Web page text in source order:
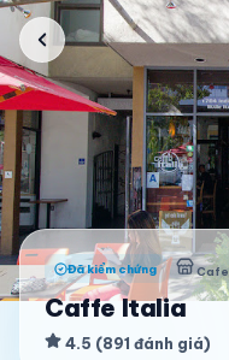
Đã kiểm chứng Cafe
Caffe Italia
4.5 (891 đánh giá)